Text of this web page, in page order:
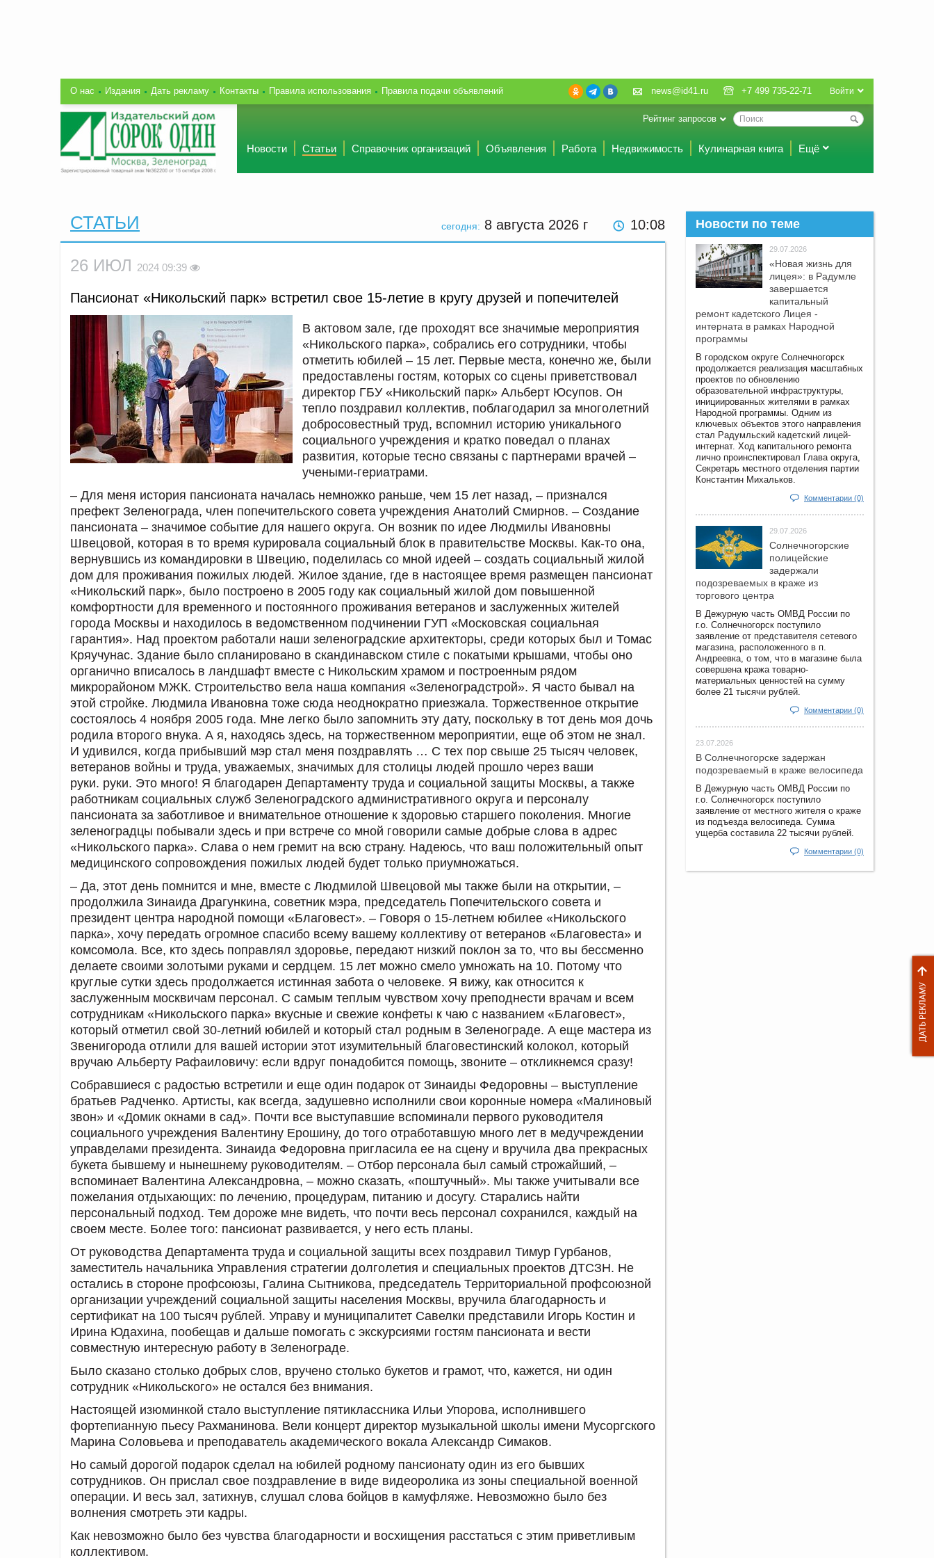
О нас Издания Дать рекламу Контакты Правила использования Правила подачи объявлений Войти
news@id41.ru +7 499 735-22-71
Рейтинг запросов
Новости Статьи Справочник организаций Объявления Работа Недвижимость Кулинарная книга Ещё
сегодня: 8 августа 2026 г 10:08
СТАТЬИ
26 ИЮЛ 2024 09:39
Пансионат «Никольский парк» встретил свое 15-летие в кругу друзей и попечителей
В актовом зале, где проходят все значимые мероприятия
«Никольского парка», собрались его сотрудники, чтобы
отметить юбилей – 15 лет. Первые места, конечно же, были
предоставлены гостям, которых со сцены приветствовал
директор ГБУ «Никольский парк» Альберт Юсупов. Он
тепло поздравил коллектив, поблагодарил за многолетний
добросовестный труд, вспомнил историю уникального
социального учреждения и кратко поведал о планах
развития, которые тесно связаны с партнерами врачей –
учеными-гериатрами.
– Для меня история пансионата началась немножко раньше, чем 15 лет назад, – признался
префект Зеленограда, член попечительского совета учреждения Анатолий Смирнов. – Создание
пансионата – значимое событие для нашего округа. Он возник по идее Людмилы Ивановны
Швецовой, которая в то время курировала социальный блок в правительстве Москвы. Как-то она,
вернувшись из командировки в Швецию, поделилась со мной идеей – создать социальный жилой
дом для проживания пожилых людей. Жилое здание, где в настоящее время размещен пансионат
«Никольский парк», было построено в 2005 году как социальный жилой дом повышенной
комфортности для временного и постоянного проживания ветеранов и заслуженных жителей
города Москвы и находилось в ведомственном подчинении ГУП «Московская социальная
гарантия». Над проектом работали наши зеленоградские архитекторы, среди которых был и Томас
Кряучунас. Здание было спланировано в скандинавском стиле с покатыми крышами, чтобы оно
органично вписалось в ландшафт вместе с Никольским храмом и построенным рядом
микрорайоном МЖК. Строительство вела наша компания «Зеленоградстрой». Я часто бывал на
этой стройке. Людмила Ивановна тоже сюда неоднократно приезжала. Торжественное открытие
состоялось 4 ноября 2005 года. Мне легко было запомнить эту дату, поскольку в тот день моя дочь
родила второго внука. А я, находясь здесь, на торжественном мероприятии, еще об этом не знал.
И удивился, когда прибывший мэр стал меня поздравлять … С тех пор свыше 25 тысяч человек,
ветеранов войны и труда, уважаемых, значимых для столицы людей прошло через ваши
руки. руки. Это много! Я благодарен Департаменту труда и социальной защиты Москвы, а также
работникам социальных служб Зеленоградского административного округа и персоналу
пансионата за заботливое и внимательное отношение к здоровью старшего поколения. Многие
зеленоградцы побывали здесь и при встрече со мной говорили самые добрые слова в адрес
«Никольского парка». Слава о нем гремит на всю страну. Надеюсь, что ваш положительный опыт
медицинского сопровождения пожилых людей будет только приумножаться.
– Да, этот день помнится и мне, вместе с Людмилой Швецовой мы также были на открытии, –
продолжила Зинаида Драгункина, советник мэра, председатель Попечительского совета и
президент центра народной помощи «Благовест». – Говоря о 15-летнем юбилее «Никольского
парка», хочу передать огромное спасибо всему вашему коллективу от ветеранов «Благовеста» и
комсомола. Все, кто здесь поправлял здоровье, передают низкий поклон за то, что вы бессменно
делаете своими золотыми руками и сердцем. 15 лет можно смело умножать на 10. Потому что
круглые сутки здесь продолжается истинная забота о человеке. Я вижу, как относится к
заслуженным москвичам персонал. С самым теплым чувством хочу преподнести врачам и всем
сотрудникам «Никольского парка» вкусные и свежие конфеты к чаю с названием «Благовест»,
который отметил свой 30-летний юбилей и который стал родным в Зеленограде. А еще мастера из
Звенигорода отлили для вашей истории этот изумительный благовестинский колокол, который
вручаю Альберту Рафаиловичу: если вдруг понадобится помощь, звоните – откликнемся сразу!
Собравшиеся с радостью встретили и еще один подарок от Зинаиды Федоровны – выступление
братьев Радченко. Артисты, как всегда, задушевно исполнили свои коронные номера «Малиновый
звон» и «Домик окнами в сад». Почти все выступавшие вспоминали первого руководителя
социального учреждения Валентину Ерошину, до того отработавшую много лет в медучреждении
управделами президента. Зинаида Федоровна пригласила ее на сцену и вручила два прекрасных
букета бывшему и нынешнему руководителям. – Отбор персонала был самый строжайший, –
вспоминает Валентина Александровна, – можно сказать, «поштучный». Мы также учитывали все
пожелания отдыхающих: по лечению, процедурам, питанию и досугу. Старались найти
персональный подход. Тем дороже мне видеть, что почти весь персонал сохранился, каждый на
своем месте. Более того: пансионат развивается, у него есть планы.
От руководства Департамента труда и социальной защиты всех поздравил Тимур Гурбанов,
заместитель начальника Управления стратегии долголетия и специальных проектов ДТСЗН. Не
остались в стороне профсоюзы, Галина Сытникова, председатель Территориальной профсоюзной
организации учреждений социальной защиты населения Москвы, вручила благодарность и
сертификат на 100 тысяч рублей. Управу и муниципалитет Савелки представили Игорь Костин и
Ирина Юдахина, пообещав и дальше помогать с экскурсиями гостям пансионата и вести
совместную интересную работу в Зеленограде.
Было сказано столько добрых слов, вручено столько букетов и грамот, что, кажется, ни один
сотрудник «Никольского» не остался без внимания.
Настоящей изюминкой стало выступление пятиклассника Ильи Упорова, исполнившего
фортепианную пьесу Рахманинова. Вели концерт директор музыкальной школы имени Мусоргского
Марина Соловьева и преподаватель академического вокала Александр Симаков.
Но самый дорогой подарок сделал на юбилей родному пансионату один из его бывших
сотрудников. Он прислал свое поздравление в виде видеоролика из зоны специальной военной
операции. И весь зал, затихнув, слушал слова бойцов в камуфляже. Невозможно было без
волнения смотреть эти кадры.
Как невозможно было без чувства благодарности и восхищения расстаться с этим приветливым
коллективом.
Новости по теме
29.07.2026
«Новая жизнь для
лицея»: в Радумле
завершается
капитальный
ремонт кадетского Лицея -
интерната в рамках Народной
программы
В городском округе Солнечногорск
продолжается реализация масштабных
проектов по обновлению
образовательной инфраструктуры,
инициированных жителями в рамках
Народной программы. Одним из
ключевых объектов этого направления
стал Радумльский кадетский лицей-
интернат. Ход капитального ремонта
лично проинспектировал Глава округа,
Секретарь местного отделения партии
Константин Михальков.
Комментарии (0)
29.07.2026
Солнечногорские
полицейские
задержали
подозреваемых в краже из
торгового центра
В Дежурную часть ОМВД России по
г.о. Солнечногорск поступило
заявление от представителя сетевого
магазина, расположенного в п.
Андреевка, о том, что в магазине была
совершена кража товарно-
материальных ценностей на сумму
более 21 тысячи рублей.
Комментарии (0)
23.07.2026
В Солнечногорске задержан
подозреваемый в краже велосипеда
В Дежурную часть ОМВД России по
г.о. Солнечногорск поступило
заявление от местного жителя о краже
из подъезда велосипеда. Сумма
ущерба составила 22 тысячи рублей.
Комментарии (0)